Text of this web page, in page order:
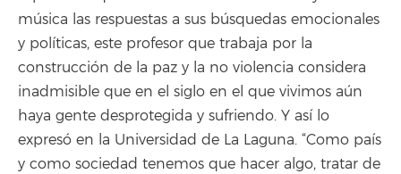
música las respuestas a sus búsquedas emocionales
y políticas, este profesor que trabaja por la
construcción de la paz y la no violencia considera
inadmisible que en el siglo en el que vivimos aún
haya gente desprotegida y sufriendo. Y así lo
expresó en la Universidad de La Laguna. “Como país
y como sociedad tenemos que hacer algo, tratar de